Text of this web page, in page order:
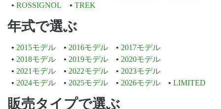
ROSSIGNOL
TREK
年式で選ぶ
2015モデル 2016モデル
2017モデル
2018モデル
2019モデル
2020モデル
2021モデル
2022モデル
2023モデル
2024モデル
2025モデル 2026モデル LIMITED
販売タイプで選ぶ